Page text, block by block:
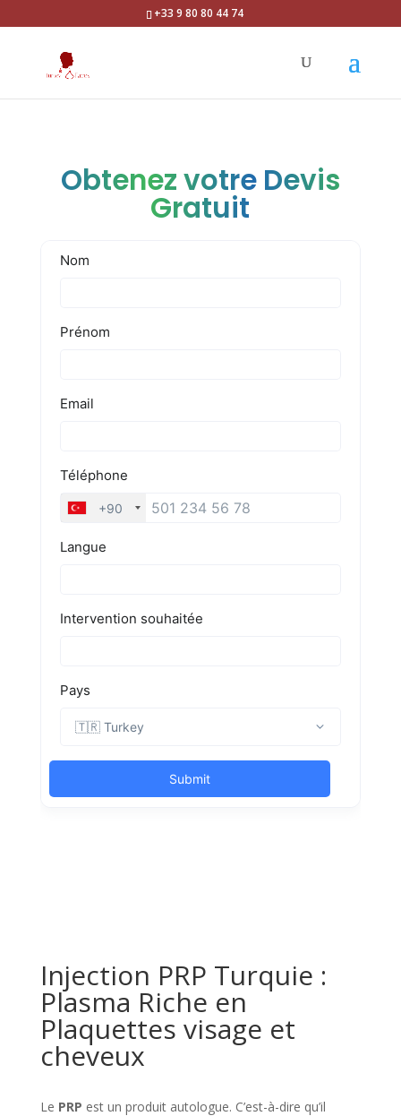
+33 9 80 80 44 74
Obtenez votre Devis
Gratuit
Injection PRP Turquie :
Plasma Riche en
Plaquettes visage et
cheveux
Le PRP est un produit autologue. C’est-à-dire qu’il